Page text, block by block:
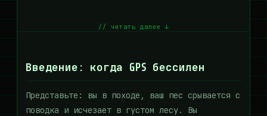
// читать далее ↓
Введение: когда GPS бессилен
Представьте: вы в походе, ваш пес срывается с
поводка и исчезает в густом лесу. Вы